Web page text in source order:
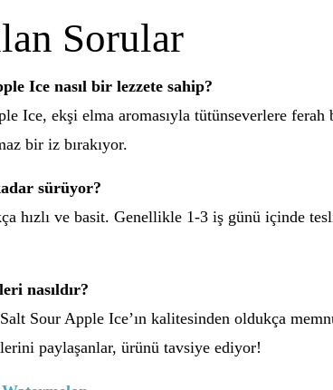
Sorular
Ice nasıl bir lezzete sahip?
Ice, ekşi elma aromasıyla tütünseverlere
bir iz bırakıyor.
sürüyor?
hızlı ve basit. Genellikle 1-3 iş günü içinde
nasıldır?
Sour Apple Ice’ın kalitesinden oldukça
paylaşanlar, ürünü tavsiye ediyor!